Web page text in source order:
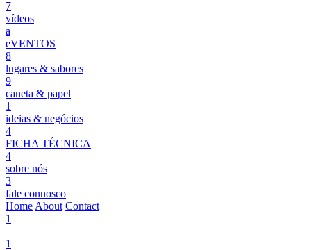
7
vídeos
a
eVENTOS
8
lugares & sabores
9
caneta & papel
1
ideias & negócios
4
FICHA TÉCNICA
4
sobre nós
3
fale connosco
Home About Contact
1
1